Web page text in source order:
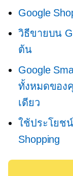
Google
วิธีขายบน
ต้น
Google
ทั้งหมดของ
เดียว
ใช้ประโยช
Shopping